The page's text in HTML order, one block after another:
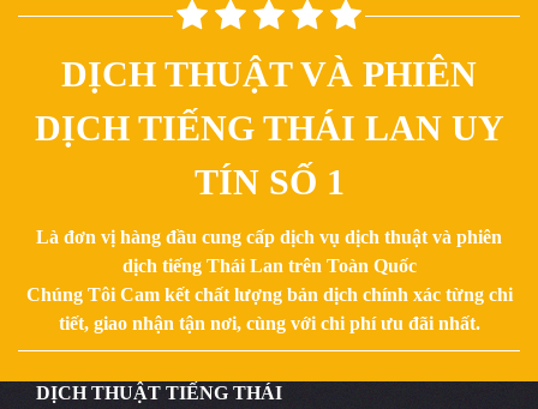
DỊCH THUẬT VÀ PHIÊN
DỊCH TIẾNG THÁI LAN UY
TÍN SỐ 1
Là đơn vị hàng đầu cung cấp dịch vụ dịch thuật và phiên
dịch tiếng Thái Lan trên Toàn Quốc
Chúng Tôi Cam kết chất lượng bản dịch chính xác từng chi
tiết, giao nhận tận nơi, cùng với chi phí ưu đãi nhất.
DỊCH THUẬT TIẾNG THÁI